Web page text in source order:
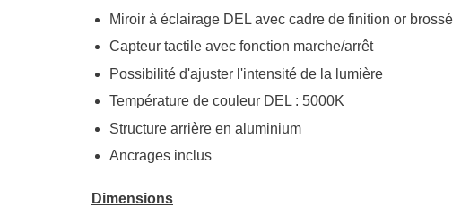
Miroir à éclairage DEL avec cadre de finition or brossé
Capteur tactile avec fonction marche/arrêt
Possibilité d'ajuster l'intensité de la lumière
Température de couleur DEL : 5000K
Structure arrière en aluminium
Ancrages inclus
Dimensions